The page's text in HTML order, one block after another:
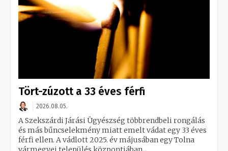
Tört-zúzott a 33 éves férfi
2026.08.05.
A Szekszárdi Járási Ügyészség többrendbeli rongálás
és más bűncselekmény miatt emelt vádat egy 33 éves
férfi ellen. A vádlott 2025. év májusában egy Tolna